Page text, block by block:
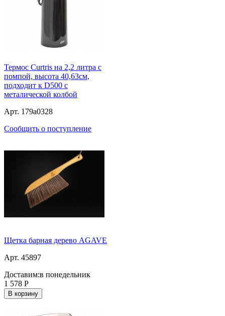
Термос Curtris на 2,2 литра с
помпой, высота 40,63см,
подходит к D500 с
металической колбой
Арт. 179a0328
Сообщить о поступление
Щетка барная дерево AGAVE
Арт. 45897
Доставим:в понедельник
1 578 Р
В корзину